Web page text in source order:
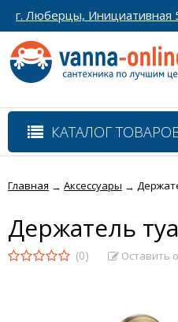
г. Люберцы, Инициативная
КАТАЛОГ
Главная → Аксессуары →
Держатель
(0) Оставить